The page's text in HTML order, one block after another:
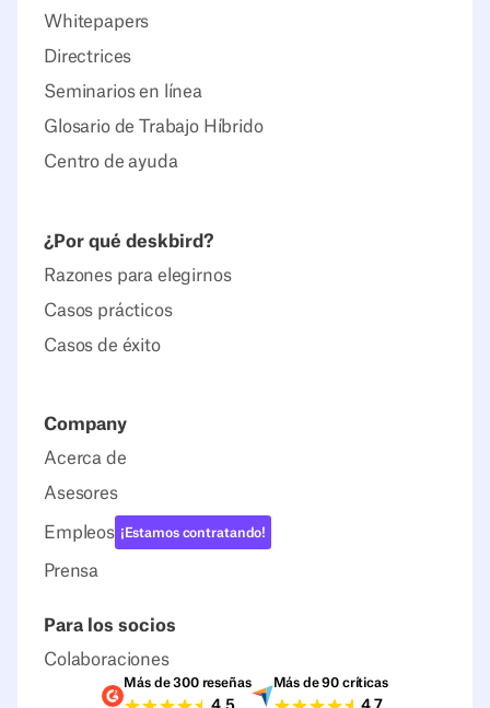
Whitepapers
Directrices
Seminarios en línea
Glosario de Trabajo Híbrido
Centro de ayuda
¿Por qué deskbird?
Razones para elegirnos
Casos prácticos
Casos de éxito
Company
Acerca de
Asesores
Empleos ¡Estamos contratando!
Prensa
Para los socios
Colaboraciones
Valoraciones G2
Más de 300 reseñas Valoraciones
Más de 90 críticas